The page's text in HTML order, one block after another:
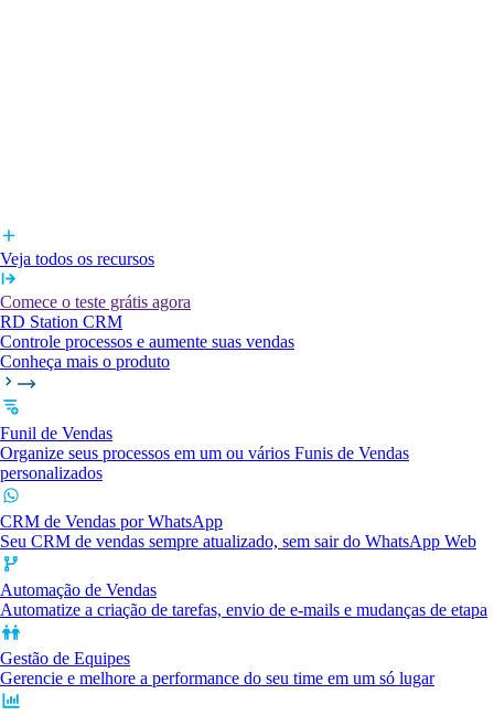
Veja todos os recursos
Comece o teste grátis agora
RD Station CRM
Controle processos e aumente suas vendas
Conheça mais o produto
Funil de Vendas
Organize seus processos em um ou vários Funis de Vendas
personalizados
CRM de Vendas por WhatsApp
Seu CRM de vendas sempre atualizado, sem sair do WhatsApp Web
Automação de Vendas
Automatize a criação de tarefas, envio de e-mails e mudanças de etapa
Gestão de Equipes
Gerencie e melhore a performance do seu time em um só lugar